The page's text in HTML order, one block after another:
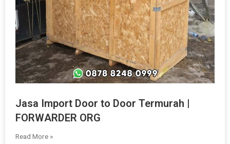
Jasa Import Door to Door Termurah |
FORWARDER ORG
Read More »